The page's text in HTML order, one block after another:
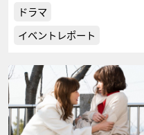
ドラマ
イベントレポート